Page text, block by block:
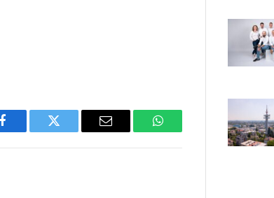
Facebook Twitter Email WhatsApp